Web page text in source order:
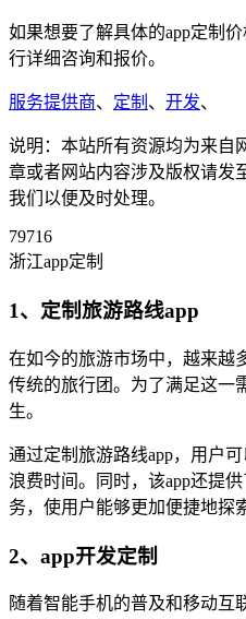
如果想要了解具体的app定制
行详细咨询和报价。
服务提供商、 定制 、 开发、
说明：本站所有资源均为来自
章或者网站内容涉及版权请发
我们以便及时处理。
79716
浙江app定制
1、定制旅游路线app
在如今的旅游市场中，越来越
传统的旅行团。为了满足这一
生。
通过定制旅游路线app，用户
浪费时间。同时，该app还提
务，使用户能够更加便捷地探
2、app开发定制
随着智能手机的普及和移动互